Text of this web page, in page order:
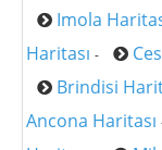
Imola
Haritası -
Brindisi
Ancona Haritası